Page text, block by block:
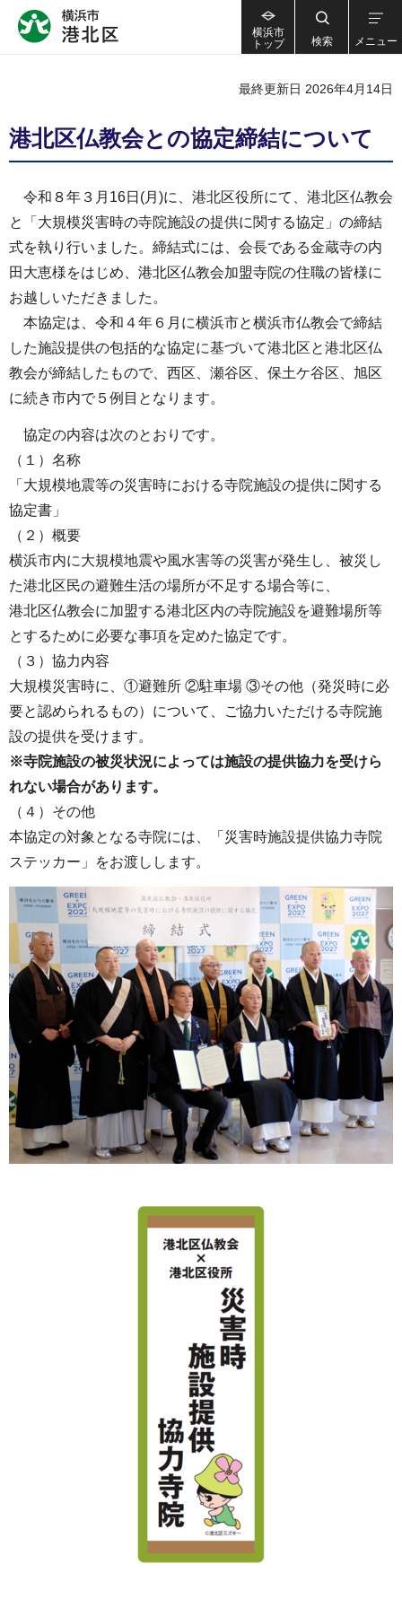
横浜市
トップ
検索 メニュー
最終更新日 2026年4月14日
港北区仏教会との協定締結について
令和８年３月16日(月)に、港北区役所にて、港北区仏教会
と「大規模災害時の寺院施設の提供に関する協定」の締結
式を執り行いました。締結式には、会長である金蔵寺の内
田大恵様をはじめ、港北区仏教会加盟寺院の住職の皆様に
お越しいただきました。
本協定は、令和４年６月に横浜市と横浜市仏教会で締結
した施設提供の包括的な協定に基づいて港北区と港北区仏
教会が締結したもので、西区、瀬谷区、保土ケ谷区、旭区
に続き市内で５例目となります。
協定の内容は次のとおりです。
（１）名称
「大規模地震等の災害時における寺院施設の提供に関する
協定書」
（２）概要
横浜市内に大規模地震や風水害等の災害が発生し、被災し
た港北区民の避難生活の場所が不足する場合等に、
港北区仏教会に加盟する港北区内の寺院施設を避難場所等
とするために必要な事項を定めた協定です。
（３）協力内容
大規模災害時に、①避難所 ②駐車場 ③その他（発災時に必
要と認められるもの）について、ご協力いただける寺院施
設の提供を受けます。
※寺院施設の被災状況によっては施設の提供協力を受けら
れない場合があります。
（４）その他
本協定の対象となる寺院には、「災害時施設提供協力寺院
ステッカー」をお渡しします。